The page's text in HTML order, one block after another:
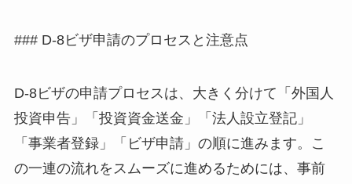
### D-8ビザ申請のプロセスと注意点
D-8ビザの申請プロセスは、大きく分けて「外国人
投資申告」「投資資金送金」「法人設立登記」
「事業者登録」「ビザ申請」の順に進みます。こ
の一連の流れをスムーズに進めるためには、事前